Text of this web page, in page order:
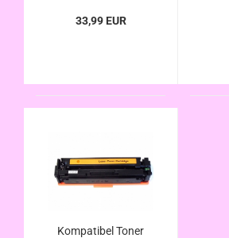
33,99 EUR
Kompatibel Toner